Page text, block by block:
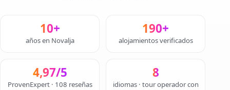
10+
años en Novalja
190+
alojamientos verificados
4,97/5
ProvenExpert · 108 reseñas
8
idiomas · tour operador con